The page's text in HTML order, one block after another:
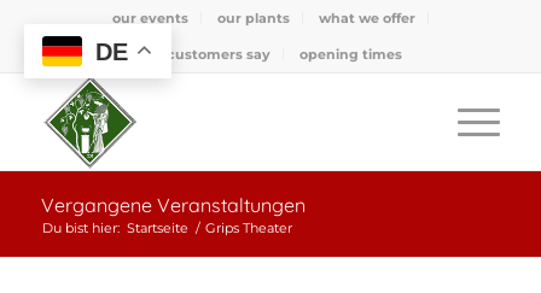
our events our plants what we offer
what customers say opening times
Vergangene Veranstaltungen
Du bist hier: Startseite / Grips Theater
DE